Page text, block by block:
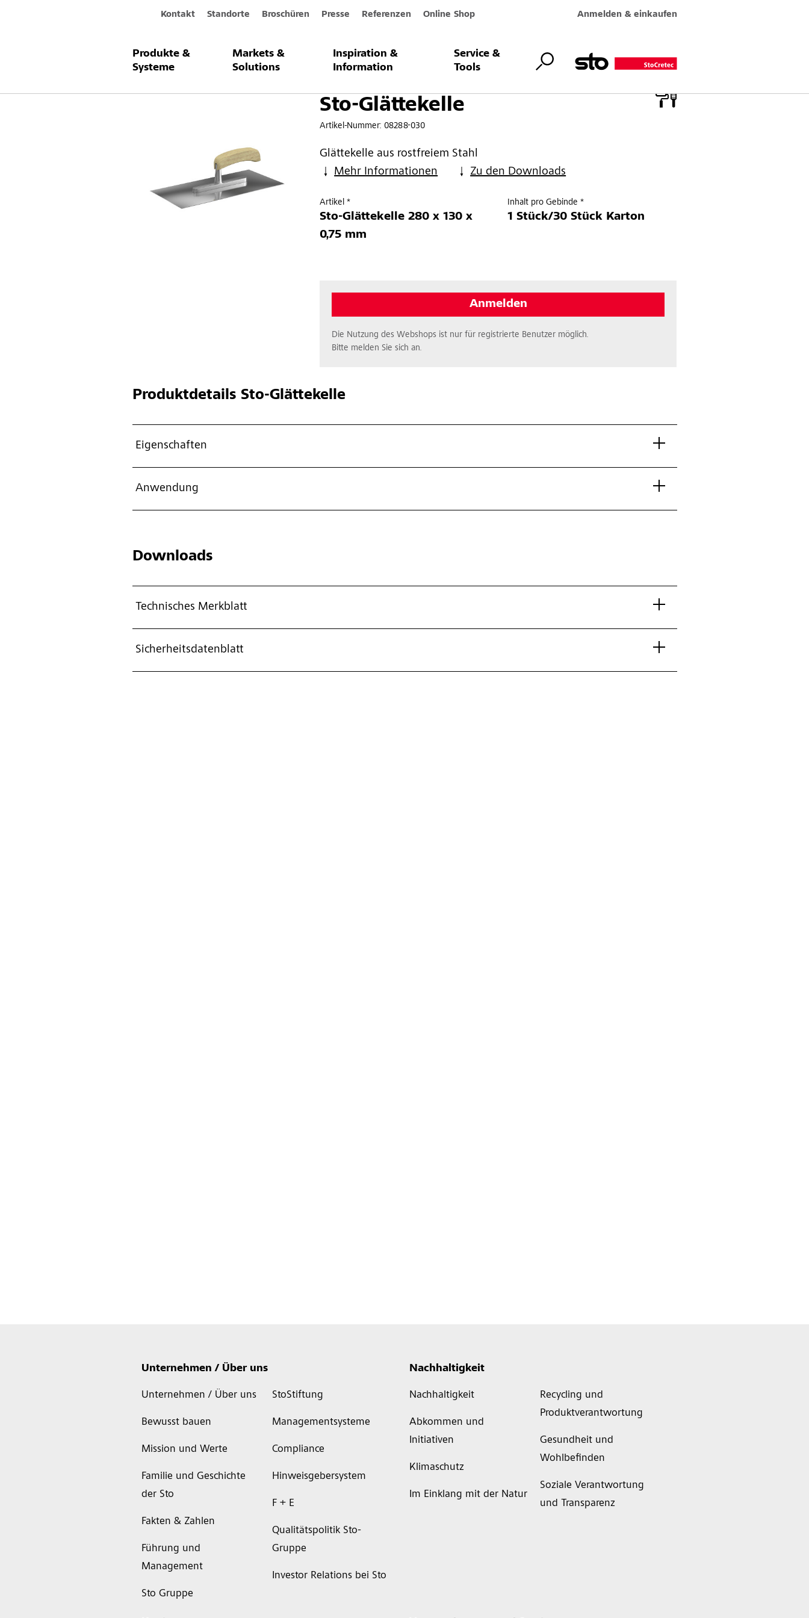
Kontakt Standorte Broschüren Presse Referenzen Online Shop Anmelden & einkaufen
Produkte &
Systeme
Markets &
Solutions
Inspiration &
Information
Service &
Tools
Produkte & Systeme Sto-Glättekelle
Sto-Glättekelle
Artikel-Nummer: 08288-030
Glättekelle aus rostfreiem Stahl
Mehr Informationen
Zu den Downloads
Artikel *
Sto-Glättekelle 280 x 130 x
0,75 mm
Inhalt pro Gebinde *
1 Stück/30 Stück Karton
Anmelden
Die Nutzung des Webshops ist nur für registrierte Benutzer möglich.
Bitte melden Sie sich an.
ProduktdetailsSto-Glättekelle
Eigenschaften
Anwendung
Downloads
Technisches Merkblatt
Sicherheitsdatenblatt
Unternehmen / Über uns
Unternehmen / Über uns
Bewusst bauen
Mission und Werte
Familie und Geschichte
der Sto
Fakten & Zahlen
Führung und
Management
Sto Gruppe
StoStiftung
Managementsysteme
Compliance
Hinweisgebersystem
F + E
Qualitätspolitik Sto-
Gruppe
Investor Relations bei Sto
Nachhaltigkeit
Nachhaltigkeit
Abkommen und
Initiativen
Klimaschutz
Im Einklang mit der Natur
Recycling und
Produktverantwortung
Gesundheit und
Wohlbefinden
Soziale Verantwortung
und Transparenz